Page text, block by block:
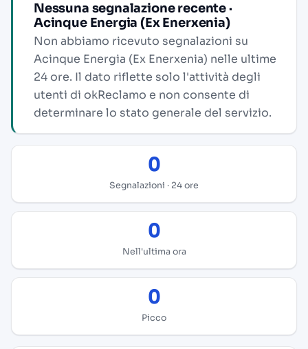
Nessuna segnalazione recente ·
Acinque Energia (Ex Enerxenia)
Non abbiamo ricevuto segnalazioni su
Acinque Energia (Ex Enerxenia) nelle ultime
24 ore. Il dato riflette solo l'attività degli
utenti di okReclamo e non consente di
determinare lo stato generale del servizio.
0
Segnalazioni · 24 ore
0
Nell'ultima ora
0
Picco